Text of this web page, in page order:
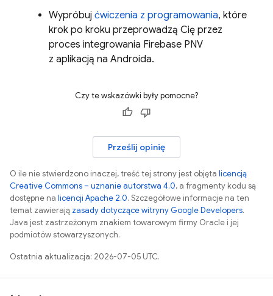
Wypróbuj ćwiczenia z programowania, które
krok po kroku przeprowadzą Cię przez
proces integrowania Firebase PNV
z aplikacją na Androida.
Czy te wskazówki były pomocne?
Prześlij opinię
O ile nie stwierdzono inaczej, treść tej strony jest objęta licencją
Creative Commons – uznanie autorstwa 4.0, a fragmenty kodu są
dostępne na licencji Apache 2.0. Szczegółowe informacje na ten
temat zawierają zasady dotyczące witryny Google Developers.
Java jest zastrzeżonym znakiem towarowym firmy Oracle i jej
podmiotów stowarzyszonych.
Ostatnia aktualizacja: 2026-07-05 UTC.